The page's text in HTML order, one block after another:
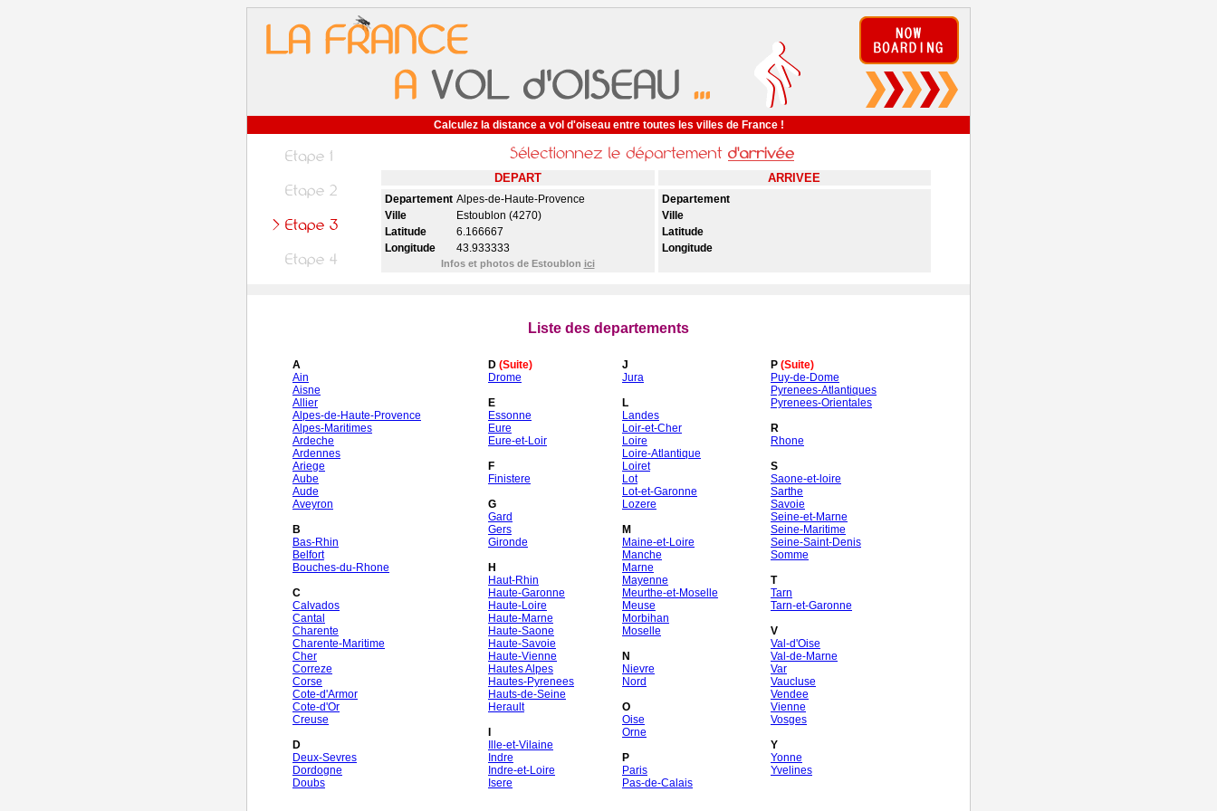
Calculez la distance a vol d'oiseau entre toutes les villes de France !
DEPART ARRIVEE
Departement Alpes-de-Haute-Provence
Ville
Estoublon (4270)
Latitude
6.166667
Longitude
43.933333
Infos et photos de Estoublon ici
Departement
Ville
Latitude
Longitude
Liste des departements
A
Ain
Aisne
Allier
Alpes-de-Haute-Provence
Alpes-Maritimes
Ardeche
Ardennes
Ariege
Aube
Aude
Aveyron
B
Bas-Rhin
Belfort
Bouches-du-Rhone
C
Calvados
Cantal
Charente
Charente-Maritime
Cher
Correze
Corse
Cote-d'Armor
Cote-d'Or
Creuse
D
Deux-Sevres
Dordogne
Doubs
D (Suite)
Drome
E
Essonne
Eure
Eure-et-Loir
F
Finistere
G
Gard
Gers
Gironde
H
Haut-Rhin
Haute-Garonne
Haute-Loire
Haute-Marne
Haute-Saone
Haute-Savoie
Haute-Vienne
Hautes Alpes
Hautes-Pyrenees
Hauts-de-Seine
Herault
Ille-et-Vilaine
Indre
Indre-et-Loire
Isere
J
Jura
L
Landes
Loir-et-Cher
Loire
Loire-Atlantique
Loiret
Lot
Lot-et-Garonne
Lozere
M
Maine-et-Loire
Manche
Marne
Mayenne
Meurthe-et-Moselle
Meuse
Morbihan
Moselle
N
Nievre
Nord
O
Oise
Orne
P
Paris
Pas-de-Calais
P (Suite)
Puy-de-Dome
Pyrenees-Atlantiques
Pyrenees-Orientales
R
Rhone
S
Saone-et-loire
Sarthe
Savoie
Seine-et-Marne
Seine-Maritime
Seine-Saint-Denis
Somme
T
Tarn
Tarn-et-Garonne
V
Val-d'Oise
Val-de-Marne
Var
Vaucluse
Vendee
Vienne
Vosges
Y
Yonne
Yvelines